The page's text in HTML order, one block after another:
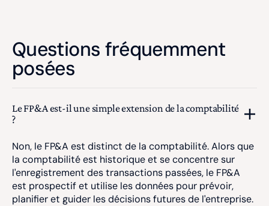
Questions fréquemment
posées
Le FP&A est-il une simple extension de la comptabilité
?
Non, le FP&A est distinct de la comptabilité. Alors que
la comptabilité est historique et se concentre sur
l'enregistrement des transactions passées, le FP&A
est prospectif et utilise les données pour prévoir,
planifier et guider les décisions futures de l'entreprise.